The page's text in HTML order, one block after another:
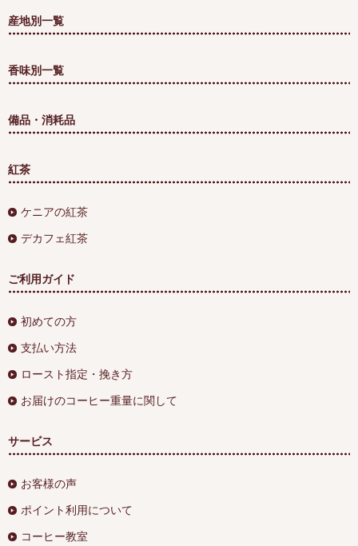
産地別一覧
香味別一覧
備品・消耗品
紅茶
ケニアの紅茶
デカフェ紅茶
ご利用ガイド
初めての方
支払い方法
ロースト指定・挽き方
お届けのコーヒー重量に関して
サービス
お客様の声
ポイント利用について
コーヒー教室